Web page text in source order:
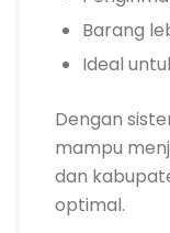
Barang
Ideal
Dengan
mampu
dan
optimal.